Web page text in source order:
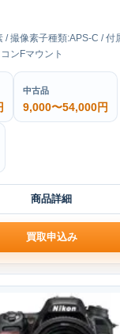
/ 撮像素子種類:APS-C / 付
ンFマウント
中古品
9,000〜54,000円
商品詳細
買取申込み